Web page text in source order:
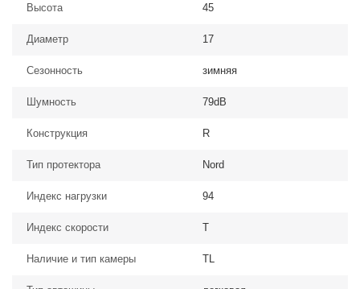
Высота 45
Диаметр 17
Сезонность зимняя
Шумность 79dB
Конструкция R
Тип протектора Nord
Индекс нагрузки 94
Индекс скорости T
Наличие и тип камеры TL